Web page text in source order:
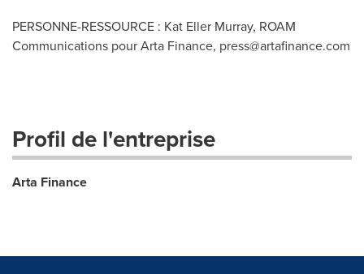
PERSONNE-RESSOURCE : Kat Eller Murray, ROAM
Communications pour Arta Finance, press@artafinance.com
Profil de l'entreprise
Arta Finance